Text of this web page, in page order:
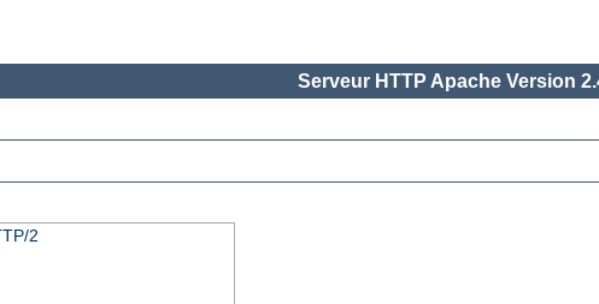
Serveur HTTP Apache Version
2